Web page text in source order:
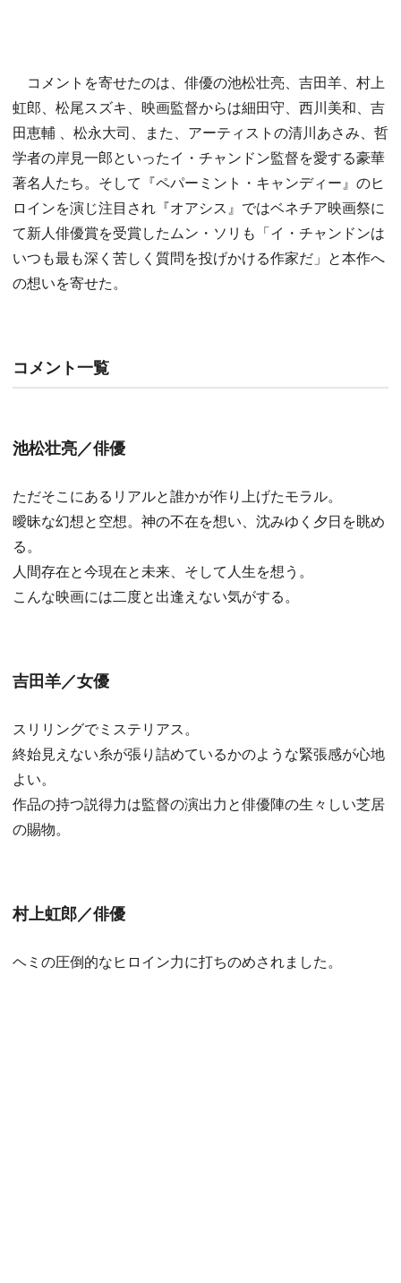
コメントを寄せたのは、俳優の池松壮亮、吉田羊、村上
虹郎、松尾スズキ、映画監督からは細田守、西川美和、吉
田恵輔 、松永大司、また、アーティストの清川あさみ、哲
学者の岸見一郎といったイ・チャンドン監督を愛する豪華
著名人たち。そして『ペパーミント・キャンディー』のヒ
ロインを演じ注目され『オアシス』ではベネチア映画祭に
て新人俳優賞を受賞したムン・ソリも「イ・チャンドンは
いつも最も深く苦しく質問を投げかける作家だ」と本作へ
の想いを寄せた。
コメント一覧
池松壮亮／俳優
ただそこにあるリアルと誰かが作り上げたモラル。
曖昧な幻想と空想。神の不在を想い、沈みゆく夕日を眺め
る。
人間存在と今現在と未来、そして人生を想う。
こんな映画には二度と出逢えない気がする。
吉田羊／女優
スリリングでミステリアス。
終始見えない糸が張り詰めているかのような緊張感が心地
よい。
作品の持つ説得力は監督の演出力と俳優陣の生々しい芝居
の賜物。
村上虹郎／俳優
ヘミの圧倒的なヒロイン力に打ちのめされました。